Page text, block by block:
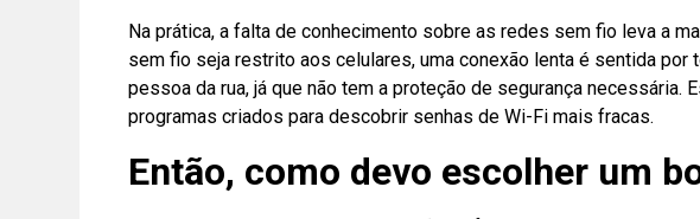
Na prática, a falta de conhecimento sobre as redes sem fio leva a
sem fio seja restrito aos celulares, uma conexão lenta é sentida
pessoa da rua, já que não tem a proteção de segurança
programas criados para descobrir senhas de Wi-Fi mais fracas.
Então, como devo escolher um